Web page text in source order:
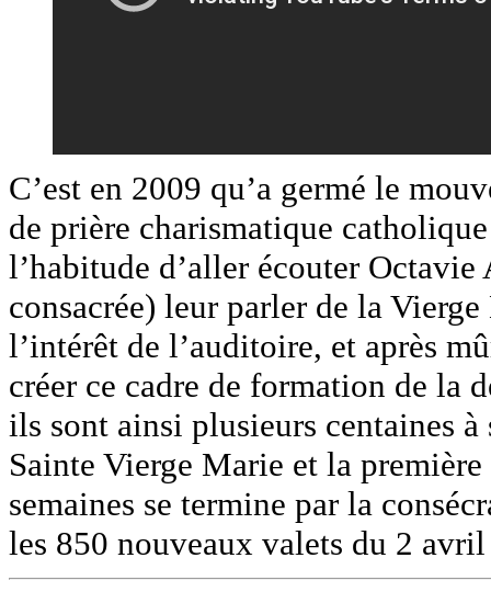
C’est en 2009 qu’a germé le
de prière charismatique
l’habitude d’aller écouter
consacrée) leur parler de la
l’intérêt de l’auditoire, et après
créer ce cadre de formation de la
ils sont ainsi plusieurs centaines à
Sainte Vierge Marie et la
semaines se termine par la
les 850 nouveaux valets du 2